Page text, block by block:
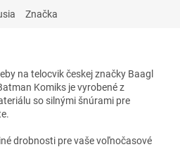
Značka
na telocvik českej značky Baagl
Komiks je vyrobené z
so silnými šnúrami pre
drobnosti pre vaše voľnočasové